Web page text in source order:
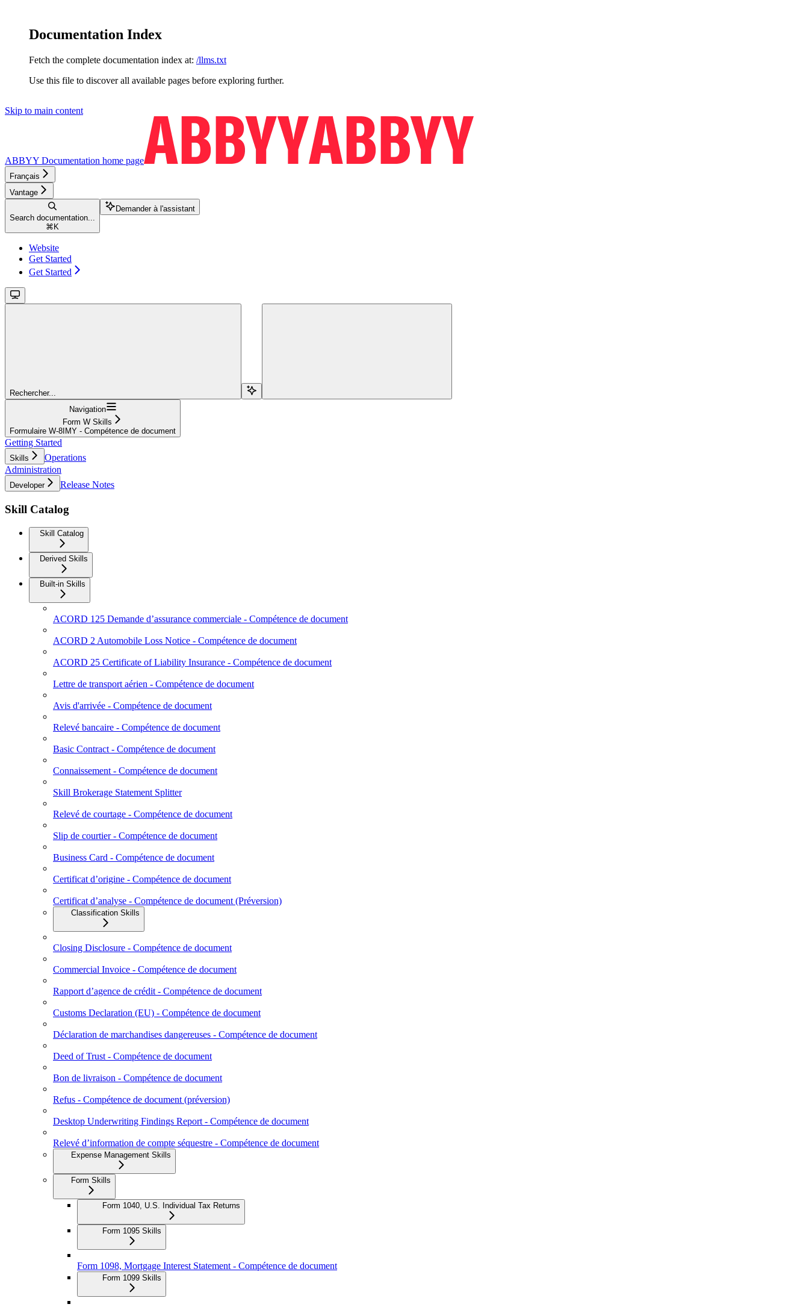
Documentation Index
Fetch the complete documentation index at: /llms.txt
Use this file to discover all available pages before exploring further.
Skip to main content
ABBYY Documentation home page
Français
Vantage
Search documentation...
⌘ K
Demander à l'assistant
Website
Get Started
Get Started
Rechercher...
Navigation
Form W Skills
Formulaire W‑8IMY - Compétence de document
Getting Started
Skills
Operations
Administration
Developer Release Notes
Skill Catalog
Skill Catalog
Derived Skills
Built-in Skills
ACORD 125 Demande d’assurance commerciale - Compétence de document
ACORD 2 Automobile Loss Notice - Compétence de document
ACORD 25 Certificate of Liability Insurance - Compétence de document
Lettre de transport aérien - Compétence de document
Avis d'arrivée - Compétence de document
Relevé bancaire - Compétence de document
Basic Contract - Compétence de document
Connaissement - Compétence de document
Skill Brokerage Statement Splitter
Relevé de courtage - Compétence de document
Slip de courtier - Compétence de document
Business Card - Compétence de document
Certificat d’origine - Compétence de document
Certificat d’analyse - Compétence de document (Préversion)
Classification Skills
Closing Disclosure - Compétence de document
Commercial Invoice - Compétence de document
Rapport d’agence de crédit - Compétence de document
Customs Declaration (EU) - Compétence de document
Déclaration de marchandises dangereuses - Compétence de document
Deed of Trust - Compétence de document
Bon de livraison - Compétence de document
Refus - Compétence de document (préversion)
Desktop Underwriting Findings Report - Compétence de document
Relevé d’information de compte séquestre - Compétence de document
Expense Management Skills
Form Skills
Form 1040, U.S. Individual Tax Returns
Form 1095 Skills
Form 1098, Mortgage Interest Statement - Compétence de document
Form 1099 Skills